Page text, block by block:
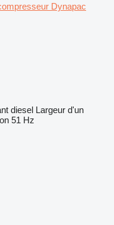
Dynapac
diesel Largeur d'un
51 Hz